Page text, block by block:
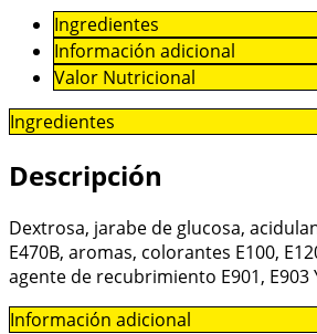
Ingredientes
Información adicional
Valor Nutricional
Ingredientes
Descripción
Dextrosa, jarabe de glucosa,
E470B, aromas, colorantes E100,
agente de recubrimiento E901, E903
Información adicional